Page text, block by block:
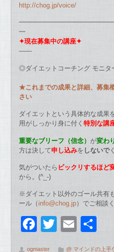
http://chog.jp/voice/
━
✦現在募集中の講座✦
——
◎ダイエットコーチング モニタ
★これまでの成果と詳細、募集
さい
ダイエットという具体的な成果
用がしっかり身に付 く特別な講
重要なブリーフ（信念） が変わ
方は決して申し込みを しないで
気がついたら ビックリするほど
から。(^_-)
※ダイエット以外のゴール共有
ール（ info@chog.jp）でご相談
F
T
E
ogmaster @ マインドの上手